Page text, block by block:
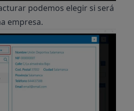
podemos elegir si será
empresa.